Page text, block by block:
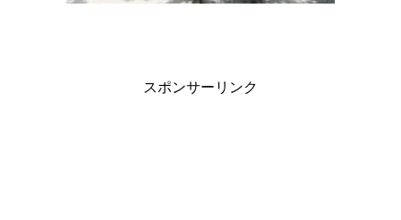
スポンサーリンク